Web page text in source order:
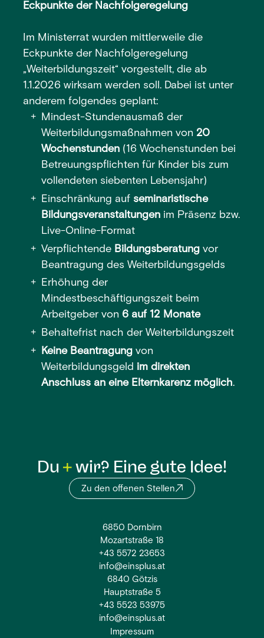
Eckpunkte der Nachfolgeregelung
Im Ministerrat wurden mittlerweile die
Eckpunkte der Nachfolgeregelung
„Weiterbildungszeit“ vorgestellt, die ab
1.1.2026 wirksam werden soll. Dabei ist unter
anderem folgendes geplant:
Mindest-Stundenausmaß der
Weiterbildungsmaßnahmen von 20
Wochenstunden(16 Wochenstunden bei
Betreuungspflichten für Kinder bis zum
vollendeten siebenten Lebensjahr)
Einschränkung auf seminaristische
Bildungsveranstaltungenim Präsenz bzw.
Live-Online-Format
Verpflichtende Bildungsberatungvor
Beantragung des Weiterbildungsgelds
Erhöhung der
Mindestbeschäftigungszeit beim
Arbeitgeber von 6 auf 12 Monate
Behaltefrist nach der Weiterbildungszeit
Keine Beantragungvon
Weiterbildungsgeld im direkten
Anschluss an eine Elternkarenz möglich.
Du wir? Eine gute Idee!
Zu den offenen Stellen
6850 Dornbirn
Mozartstraße 18
+43 5572 23653
info@einsplus.at
6840 Götzis
Hauptstraße 5
+43 5523 53975
info@einsplus.at
Impressum